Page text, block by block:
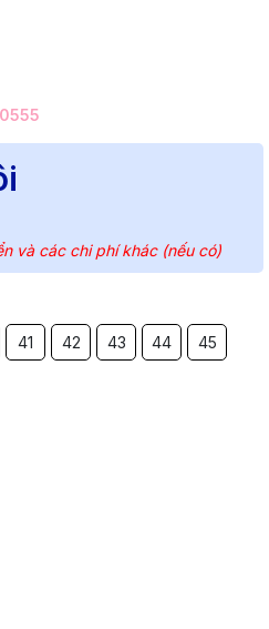
và các chi phí khác (nếu có)
41 42 43 44 45